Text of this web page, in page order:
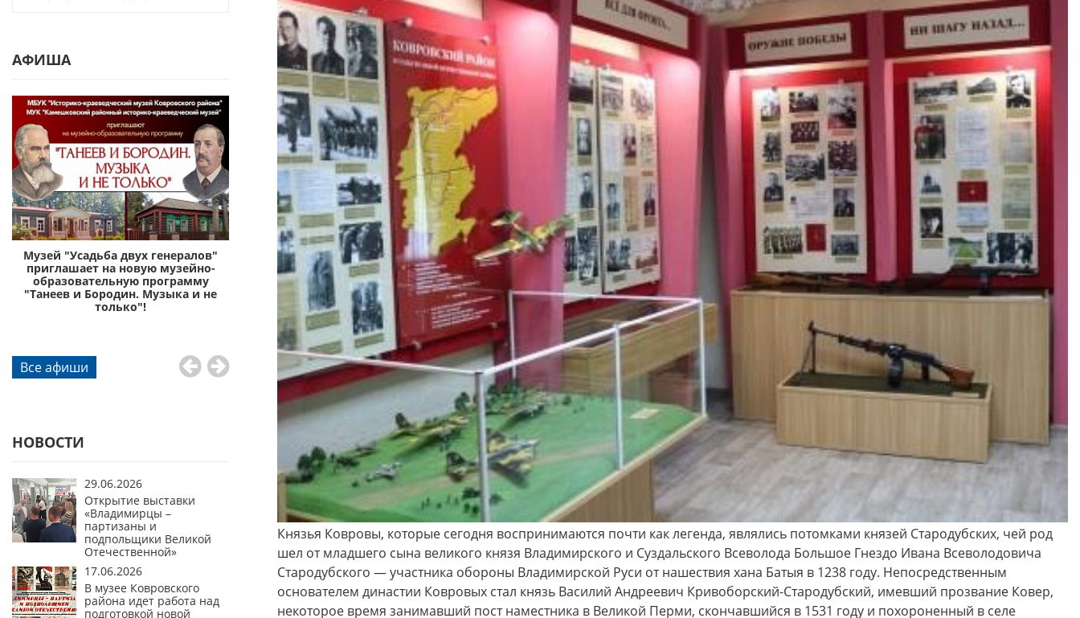
АФИША
Музей "Усадьба двух генералов"
приглашает на новую музейно-
образовательную программу
"Танеев и Бородин. Музыка и не
только"!
Музей «Усадьба двух генералов»
приглашает отправиться в эпоху
князей Пожарских
Музей «Стародуб на Клязьме»
(Ковровский район, село
Клязьминский Городок)
приглашает на интерактивную
музейно-образовательную
программу "Монетная мастерская
Древнего Стародуба".
Дорогие друзья! Приглашаем Вас
посетить увлекательные и
разнообразные программы по
Пушкинской карте в Историко-
краеведческом музее Ковровского
района в августе!
Музей "Усадьба двух
приглашает на новую
образовательную программу
"Танеев и Бородин. Музыка и
только"!
Все афиши
НОВОСТИ
29.06.2026
Открытие выставки
«Владимирцы –
партизаны и
подпольщики Великой
Отечественной»
17.06.2026
В музее Ковровского
района идет работа над
подготовкой новой
Князья Ковровы, которые сегодня воспринимаются почти как легенда, являлись потомками князей Стародубских, чей род
шел от младшего сына великого князя Владимирского и Суздальского Всеволода Большое Гнездо Ивана Всеволодовича
Стародубского — участника обороны Владимирской Руси от нашествия хана Батыя в 1238 году. Непосредственным
основателем династии Ковровых стал князь Василий Андреевич Кривоборский-Стародубский, имевший прозвание Ковер,
некоторое время занимавший пост наместника в Великой Перми, скончавшийся в 1531 году и похороненный в селе